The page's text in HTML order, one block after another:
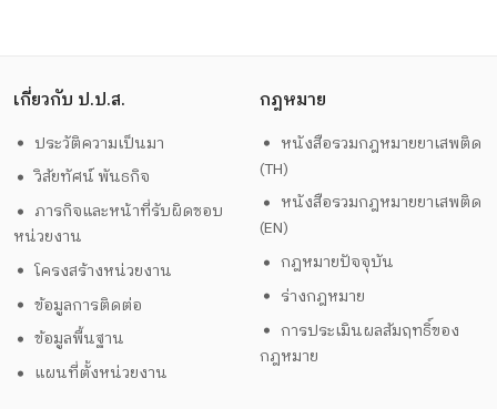
เกี่ยวกับ ป.ป.ส.
ประวัติความเป็นมา
วิสัยทัศน์ พันธกิจ
ภารกิจและหน้าที่รับผิดชอบ
หน่วยงาน
โครงสร้างหน่วยงาน
ข้อมูลการติดต่อ
ข้อมูลพื้นฐาน
แผนที่ตั้งหน่วยงาน
กฎหมาย
หนังสือรวมกฎหมายยาเสพติด
(TH)
หนังสือรวมกฎหมายยาเสพติด
(EN)
กฎหมายปัจจุบัน
ร่างกฎหมาย
การประเมินผลสัมฤทธิ์ของ
กฎหมาย